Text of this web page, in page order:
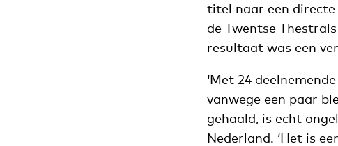
titel naar een directe
de Twentse
resultaat was een
‘Met 24
vanwege een paar
gehaald, is echt
Nederland. ‘Het is